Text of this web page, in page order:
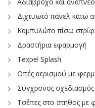
Διχτυωτό πάνελ κάτω
Καμπυλώτο πίσω
Δραστήρια εφαρμογή
Texpel Splash
Οπές αερισμού με
Σύγχρονος σχεδιασμός
Τσέπες στο στήθος με